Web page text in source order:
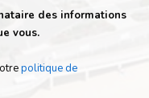
des informations
vous.
politique de